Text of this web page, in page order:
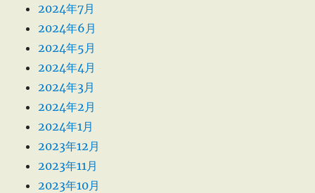
2024年7月
2024年6月
2024年5月
2024年4月
2024年3月
2024年2月
2024年1月
2023年12月
2023年11月
2023年10月